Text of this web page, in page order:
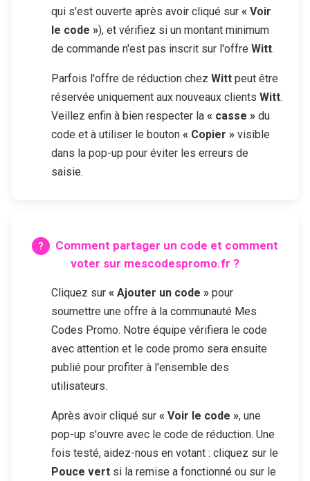
qui s'est ouverte après avoir cliqué sur « Voir
le code »), et vérifiez si un montant minimum
de commande n'est pas inscrit sur l'offre Witt.
Parfois l'offre de réduction chez Witt peut être
réservée uniquement aux nouveaux clients Witt.
Veillez enfin à bien respecter la « casse » du
code et à utiliser le bouton « Copier » visible
dans la pop-up pour éviter les erreurs de
saisie.
Comment partager un code et comment
voter sur mescodespromo.fr ?
Cliquez sur « Ajouter un code » pour
soumettre une offre à la communauté Mes
Codes Promo. Notre équipe vérifiera le code
avec attention et le code promo sera ensuite
publié pour profiter à l'ensemble des
utilisateurs.
Après avoir cliqué sur « Voir le code », une
pop-up s'ouvre avec le code de réduction. Une
fois testé, aidez-nous en votant : cliquez sur le
Pouce vert si la remise a fonctionné ou sur le